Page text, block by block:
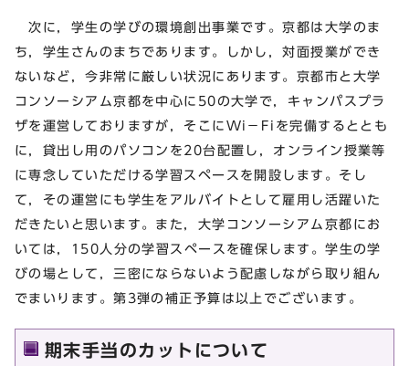
次に，学生の学びの環境創出事業です。京都は大学のま
ち，学生さんのまちであります。しかし，対面授業ができ
ないなど，今非常に厳しい状況にあります。京都市と大学
コンソーシアム京都を中心に50の大学で，キャンパスプラ
ザを運営しておりますが，そこにWi－Fiを完備するととも
に，貸出し用のパソコンを20台配置し，オンライン授業等
に専念していただける学習スペースを開設します。そし
て，その運営にも学生をアルバイトとして雇用し活躍いた
だきたいと思います。また，大学コンソーシアム京都にお
いては，150人分の学習スペースを確保します。学生の学
びの場として，三密にならないよう配慮しながら取り組ん
でまいります。第3弾の補正予算は以上でございます。
期末手当のカットについて